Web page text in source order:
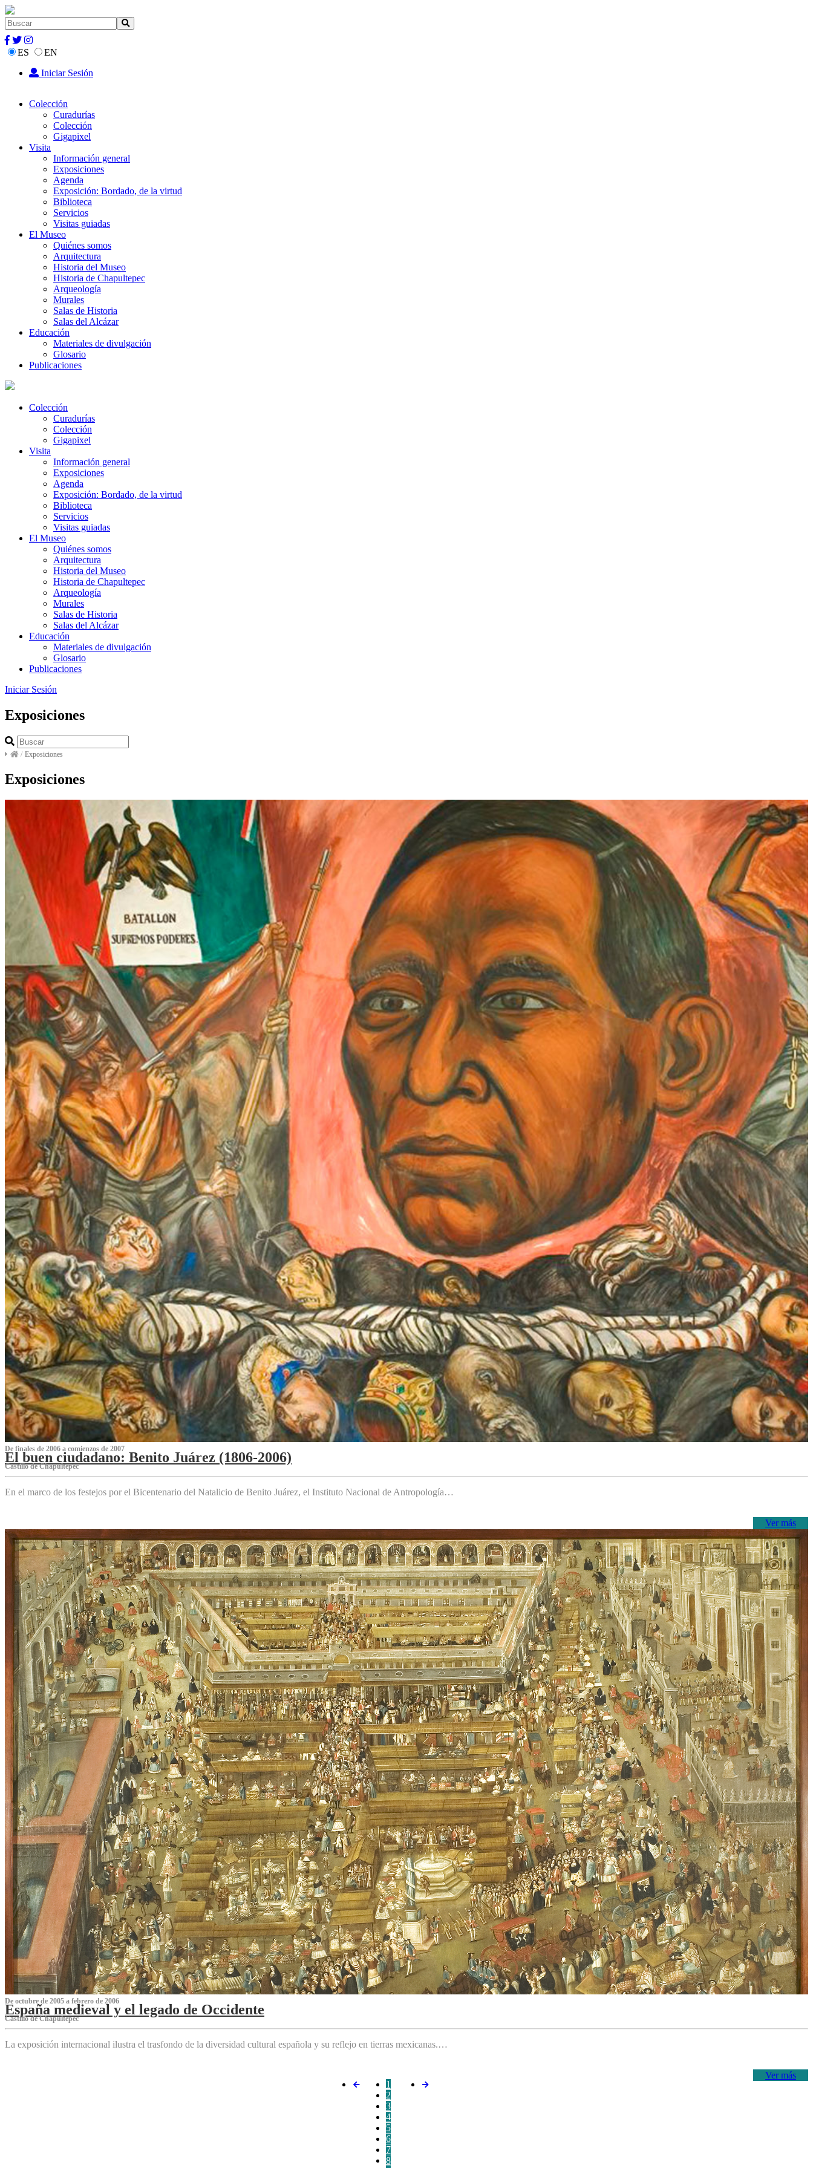
ES
EN
Iniciar Sesión
Colección
Curadurías
Colección
Gigapixel
Visita
Información general
Exposiciones
Agenda
Exposición: Bordado, de la virtud
Biblioteca
Servicios
Visitas guiadas
El Museo
Quiénes somos
Arquitectura
Historia del Museo
Historia de Chapultepec
Arqueología
Murales
Salas de Historia
Salas del Alcázar
Educación
Materiales de divulgación
Glosario
Publicaciones
Colección
Curadurías
Colección
Gigapixel
Visita
Información general
Exposiciones
Agenda
Exposición: Bordado, de la virtud
Biblioteca
Servicios
Visitas guiadas
El Museo
Quiénes somos
Arquitectura
Historia del Museo
Historia de Chapultepec
Arqueología
Murales
Salas de Historia
Salas del Alcázar
Educación
Materiales de divulgación
Glosario
Publicaciones
Iniciar Sesión
Exposiciones
/ Exposiciones
Exposiciones
De finales de 2006 a comienzos de 2007
El buen ciudadano: Benito Juárez (1806-2006)
Castillo de Chapultepec
En el marco de los festejos por el Bicentenario del Natalicio de Benito Juárez, el Instituto Nacional de Antropología…
Ver más
De octubre de 2005 a febrero de 2006
España medieval y el legado de Occidente
Castillo de Chapultepec
La exposición internacional ilustra el trasfondo de la diversidad cultural española y su reflejo en tierras mexicanas.…
Ver más
1
2
3
4
5
6
7
8